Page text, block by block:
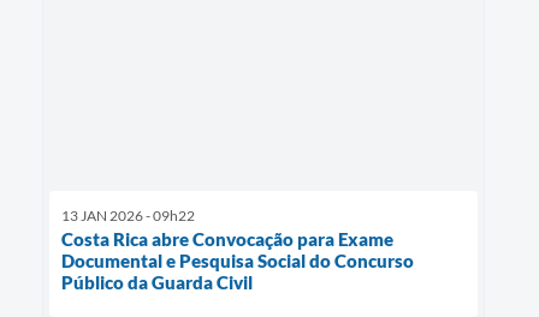
13 JAN 2026 - 09h22
Costa Rica abre Convocação para Exame
Documental e Pesquisa Social do Concurso
Público da Guarda Civil